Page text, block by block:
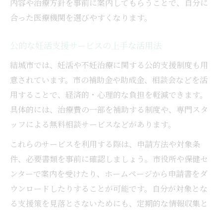
内容や治療方針を事前に案内してもらうことで、自分に
合った医療機関を選びやすくなります。
公的な妊活支援サービスの上手な活用法
結城市では、妊活や不妊治療に関する公的支援制度も用
意されています。市の補助金や助成金、相談会などを活
用することで、経済的・心理的な負担を軽減できます。
具体的には、治療費の一部を補助する制度や、専門スタ
ッフによる無料相談サービスなどがあります。
これらのサービスを利用する際は、申請方法や対象条
件、必要書類を事前に確認しましょう。市役所や保健セ
ンターで案内を受けたり、ホームページから申請書をダ
ウンロードしたりすることが可能です。自分が対象とな
る支援策を見落とさないためにも、定期的な情報収集と